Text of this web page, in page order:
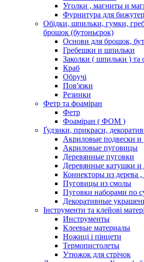
Уголки , магниты и
Фурнитура для
Обідки, шпильки, гумки,
брошок (бутоньєрок)
Основи для брошок,
Гребешки и шпильки
Заколки ( шпильки ) та
Краб
Обручі
Пов'язки
Резинки
Фетр та фоаміран
Фетр
Фоаміран ( ФОМ )
Ґудзики, прикраси,
Акриловые подвески и
Акриловые пуговицы
Деревянные пуговки
Деревянные катушки и
Коннекторы из дерева
Пуговицы из смолы
Пуговки наборами по
Декоративные
Інструменти та клейові
Инструменты
Клеевые материалы
Ножиці і пінцети
Термопистолеты
Утюжок для стрічок